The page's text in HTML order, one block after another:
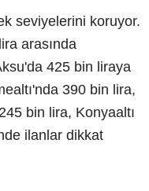
seviyelerini koruyor.
arasında
425 bin liraya
390 bin lira,
bin lira, Konyaaltı
ilanlar dikkat